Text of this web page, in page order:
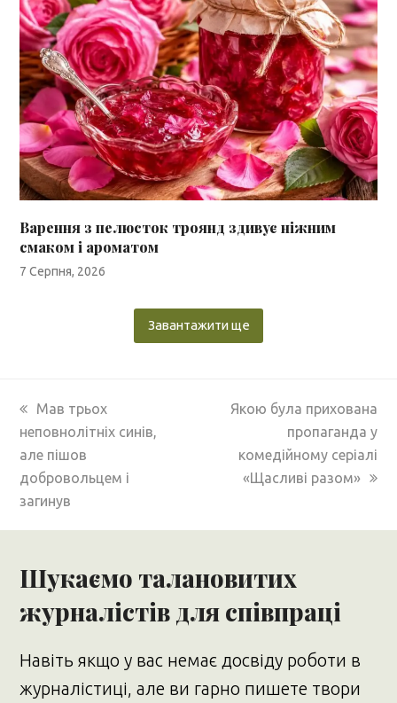
Варення з пелюсток троянд здивує ніжним
смаком і ароматом
7 Серпня, 2026
Завантажити ще
previous
post:
Мав трьох
неповнолітніх синів,
але пішов
добровольцем і
загинув
next
Якою була прихована
пропаганда у
комедійному серіалі
«Щасливі разом»
Шукаємо талановитих
журналістів для співпраці
Навіть якщо у вас немає досвіду роботи в
журналістиці, але ви гарно пишете твори